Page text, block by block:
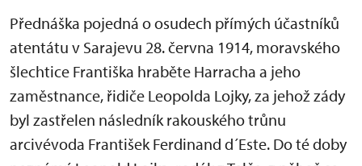
Přednáška pojedná o osudech přímých účastníků
atentátu v Sarajevu 28. června 1914, moravského
šlechtice Františka hraběte Harracha a jeho
zaměstnance, řidiče Leopolda Lojky, za jehož zády
byl zastřelen následník rakouského trůnu
arcivévoda František Ferdinand d´Este. Do té doby